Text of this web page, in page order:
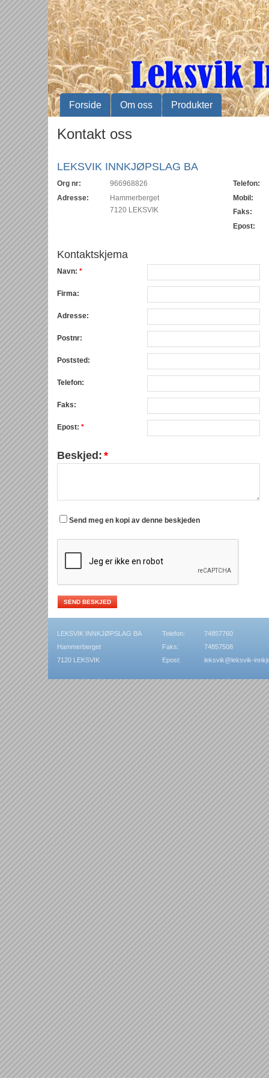
Forside Om oss Produkter
Kontakt oss
LEKSVIK INNKJØPSLAG BA
Org nr:
966968826
Adresse:
Hammerberget
7120 LEKSVIK
Telefon:
Mobil:
Faks:
Epost:
Kontaktskjema
Navn: *
Firma:
Adresse:
Postnr:
Poststed:
Telefon:
Faks:
Epost: *
Beskjed: *
Send meg en kopi av denne beskjeden
LEKSVIK INNKJØPSLAG BA
Hammerberget
7120 LEKSVIK
Telefon:
74857760
Faks:
74857508
Epost:
leksvik@leksvik-